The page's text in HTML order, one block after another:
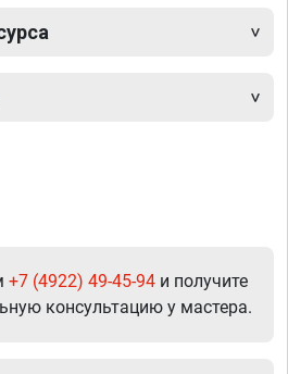
+7 (4922) 49-45-94 и получите
консультацию у мастера.